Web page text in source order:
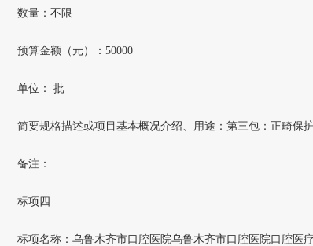
数量：不限
预算金额（元）：50000
单位： 批
简要规格描述或项目基本概况介绍、用途：第三包：正畸保
备注：
标项四
标项名称：乌鲁木齐市口腔医院乌鲁木齐市口腔医院口腔医